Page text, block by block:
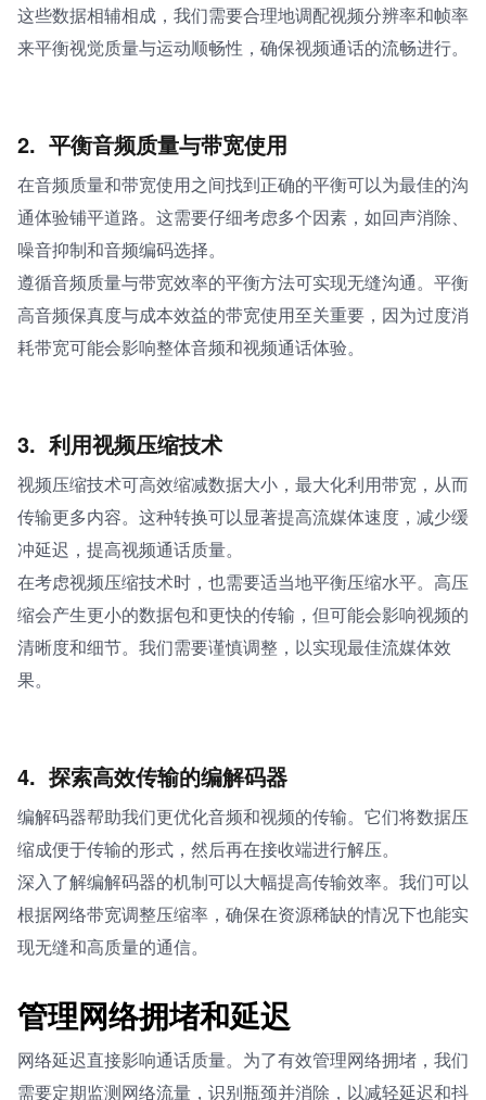
这些数据相辅相成，我们需要合理地调配视频分辨率和帧率
来平衡视觉质量与运动顺畅性，确保视频通话的流畅进行。
2. 平衡音频质量与带宽使用
在音频质量和带宽使用之间找到正确的平衡可以为最佳的沟
通体验铺平道路。这需要仔细考虑多个因素，如回声消除、
噪音抑制和音频编码选择。
遵循音频质量与带宽效率的平衡方法可实现无缝沟通。平衡
高音频保真度与成本效益的带宽使用至关重要，因为过度消
耗带宽可能会影响整体音频和视频通话体验。
3. 利用视频压缩技术
视频压缩技术可高效缩减数据大小，最大化利用带宽，从而
传输更多内容。这种转换可以显著提高流媒体速度，减少缓
冲延迟，提高视频通话质量。
在考虑视频压缩技术时，也需要适当地平衡压缩水平。高压
缩会产生更小的数据包和更快的传输，但可能会影响视频的
清晰度和细节。我们需要谨慎调整，以实现最佳流媒体效
果。
4. 探索高效传输的编解码器
编解码器帮助我们更优化音频和视频的传输。它们将数据压
缩成便于传输的形式，然后再在接收端进行解压。
深入了解编解码器的机制可以大幅提高传输效率。我们可以
根据网络带宽调整压缩率，确保在资源稀缺的情况下也能实
现无缝和高质量的通信。
管理网络拥堵和延迟
网络延迟直接影响通话质量。为了有效管理网络拥堵，我们
需要定期监测网络流量，识别瓶颈并消除，以减轻延迟和抖